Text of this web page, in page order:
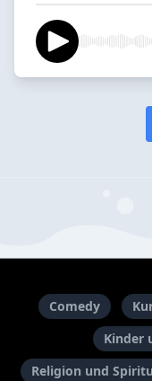
Comedy
Kinder
Religion und